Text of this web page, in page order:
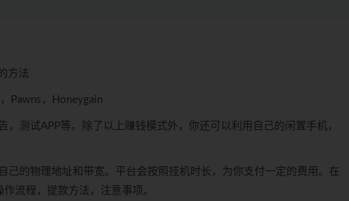
方法
Pawns，Honeygain
测试APP等。除了以上赚钱模式外，你还可以利用自己的闲置手机，
的物理地址和带宽。平台会按照挂机时长，为你支付一定的费用。在
流程，提款方法，注意事项。